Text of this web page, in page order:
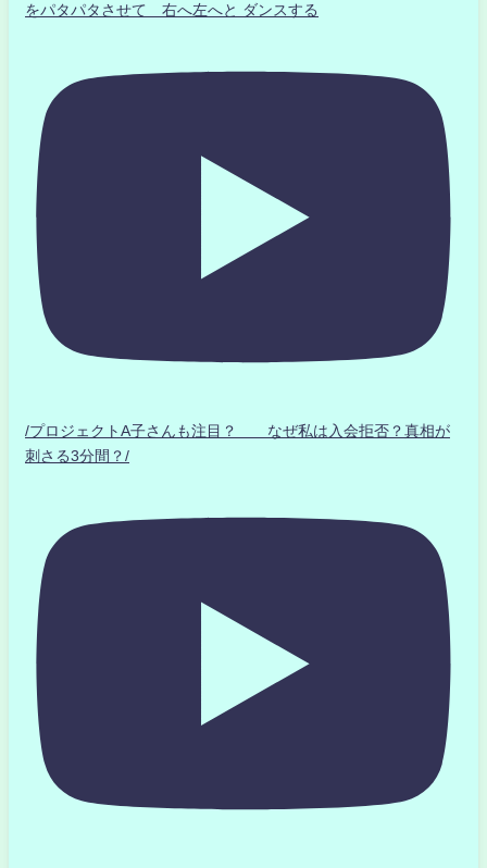
をパタパタさせて 右へ左へと ダンスする
/プロジェクトA子さんも注目？ なぜ私は入会拒否？真相が
刺さる3分間？/